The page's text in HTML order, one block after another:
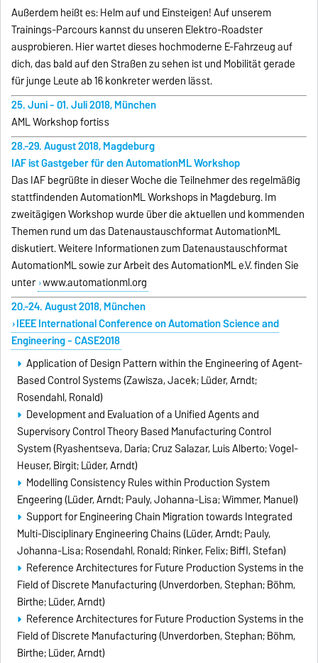
Außerdem heißt es: Helm auf und Einsteigen! Auf unserem
Trainings-Parcours kannst du unseren Elektro-Roadster
ausprobieren. Hier wartet dieses hochmoderne E-Fahrzeug auf
dich, das bald auf den Straßen zu sehen ist und Mobilität gerade
für junge Leute ab 16 konkreter werden lässt.
25. Juni - 01. Juli 2018, München
AML Workshop fortiss
28.-29. August 2018, Magdeburg
IAF ist Gastgeber für den AutomationML Workshop
Das IAFbegrüßte in dieser Wochedie Teilnehmer des regelmäßig
stattfindenden AutomationML Workshops in Magdeburg. Im
zweitägigen Workshop wurde über die aktuellen und kommenden
Themen rund um das Datenaustauschformat AutomationML
diskutiert. Weitere Informationen zum Datenaustauschformat
AutomationML sowie zur Arbeit des AutomationML e.V. finden Sie
unter www.automationml.org
20.-24. August 2018, München
IEEE International Conference on Automation Science and
Engineering - CASE2018
Application of Design Pattern within the Engineering of Agent-
Based Control Systems (Zawisza, Jacek; Lüder, Arndt;
Rosendahl, Ronald)
Development and Evaluation of a Unified Agents and
Supervisory Control Theory Based Manufacturing Control
System (Ryashentseva, Daria; Cruz Salazar, Luis Alberto; Vogel-
Heuser, Birgit; Lüder, Arndt)
Modelling Consistency Rules within Production System
Engeering (Lüder, Arndt; Pauly, Johanna-Lisa; Wimmer, Manuel)
Support for Engineering Chain Migration towards Integrated
Multi-Disciplinary Engineering Chains (Lüder, Arndt; Pauly,
Johanna-Lisa; Rosendahl, Ronald; Rinker, Felix; Biffl, Stefan)
Reference Architectures for Future Production Systems in the
Field of Discrete Manufacturing (Unverdorben, Stephan; Böhm,
Birthe; Lüder, Arndt)
Reference Architectures for Future Production Systems in the
Field of Discrete Manufacturing (Unverdorben, Stephan; Böhm,
Birthe; Lüder, Arndt)